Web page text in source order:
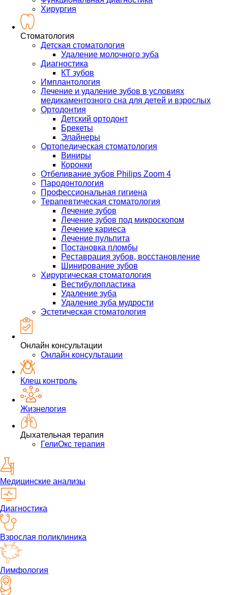
Хирургия
Стоматология
Детская стоматология
Удаление молочного зуба
Диагностика
КТ зубов
Имплантология
Лечение и удаление зубов в условиях
медикаментозного сна для детей и взрослых
Ортодонтия
Детский ортодонт
Брекеты
Элайнеры
Ортопедическая стоматология
Виниры
Коронки
Отбеливание зубов Philips Zoom 4
Пародонтология
Профессиональная гигиена
Терапевтическая стоматология
Лечение зубов
Лечение зубов под микроскопом
Лечение кариеса
Лечение пульпита
Постановка пломбы
Реставрация зубов, восстановление
Шинирование зубов
Хирургическая стоматология
Вестибулопластика
Удаление зуба
Удаление зуба мудрости
Эстетическая стоматология
Онлайн консультации
Онлайн консультации
Клещ контроль
Жизнелогия
Дыхательная терапия
ГелиОкс терапия
Медицинские анализы
Диагностика
Взрослая поликлиника
Лимфология